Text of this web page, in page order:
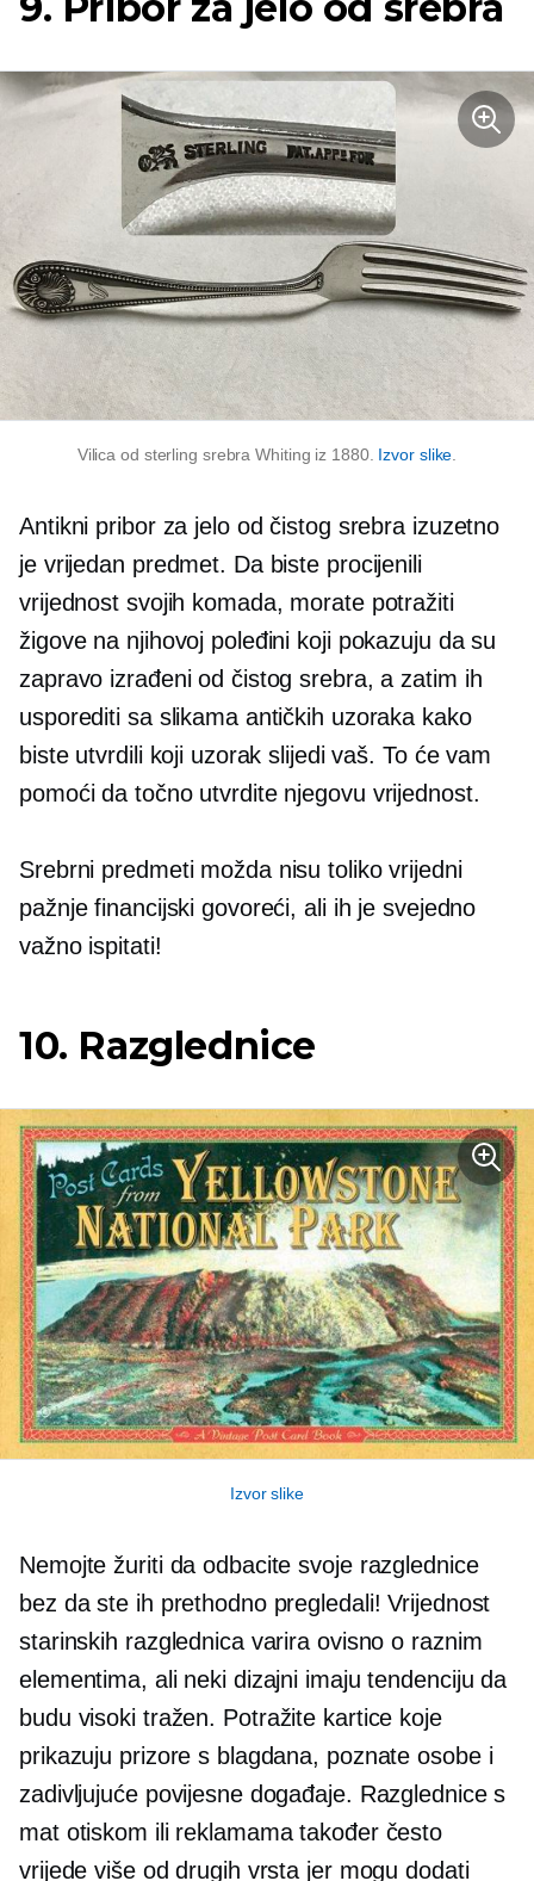
Vilica od sterling srebra Whiting iz 1880. Izvor slike
Antikni pribor za jelo od čistog srebra izuzetno
je vrijedan predmet. Da biste procijenili
vrijednost svojih komada, morate potražiti
žigove na njihovoj poleđini koji pokazuju da su
zapravo izrađeni od čistog srebra, a zatim ih
usporediti sa slikama antičkih uzoraka kako
biste utvrdili koji uzorak slijedi vaš. To će vam
pomoći da točno utvrdite njegovu vrijednost.
Srebrni predmeti možda nisu toliko vrijedni
pažnje financijski govoreći, ali ih je svejedno
važno ispitati!
10. Razglednice
Izvor slike
Nemojte žuriti da odbacite svoje razglednice
bez da ste ih prethodno pregledali! Vrijednost
starinskih razglednica varira ovisno o raznim
elementima, ali neki dizajni imaju tendenciju da
budu visoki tražen. Potražite kartice koje
prikazuju prizore s blagdana, poznate osobe i
zadivljujuće povijesne događaje. Razglednice s
mat otiskom ili reklamama također često
vrijede više od drugih vrsta jer mogu dodati